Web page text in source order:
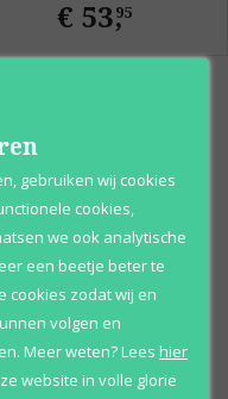
€ 53,
95
gebruiken wij cookies
cookies,
we ook analytische
een beetje beter te
cookies zodat wij en
volgen en
Meer weten?Lees hier
website in volle glorie